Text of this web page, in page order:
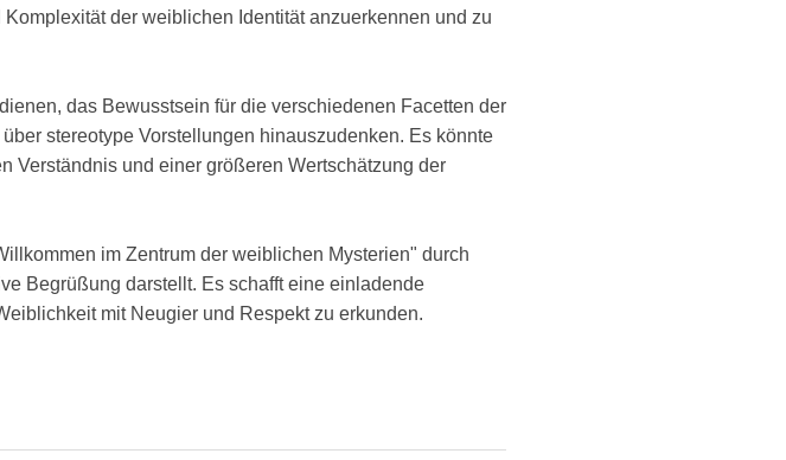
der weiblichen Identität anzuerkennen und zu
das Bewusstsein für die verschiedenen Facetten der
stereotype Vorstellungen hinauszudenken. Es könnte
Verständnis und einer größeren Wertschätzung der
im Zentrum der weiblichen Mysterien" durch
Begrüßung darstellt. Es schafft eine einladende
mit Neugier und Respekt zu erkunden.